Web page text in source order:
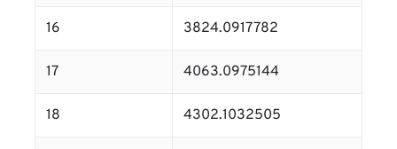
16 3824.0917782
17 4063.0975144
18 4302.1032505